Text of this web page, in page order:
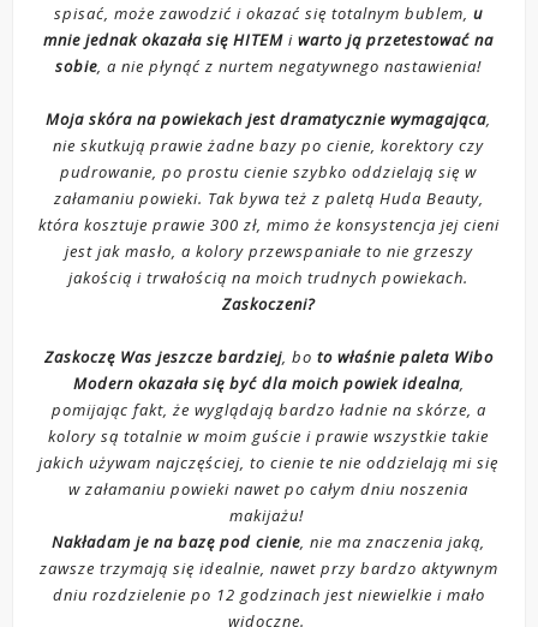
spisać, może zawodzić i okazać się totalnym bublem,u
mnie jednak okazała się HITEM iwarto ją przetestować na
sobie, a nie płynąć z nurtem negatywnego nastawienia!
Moja skóra na powiekach jest dramatycznie wymagająca,
nie skutkują prawie żadne bazy po cienie, korektory czy
pudrowanie, po prostu cienie szybko oddzielają się w
załamaniu powieki. Tak bywa też z paletą Huda Beauty,
która kosztuje prawie 300 zł, mimo że konsystencja jej cieni
jest jak masło, a kolory przewspaniałe to nie grzeszy
jakością i trwałością na moich trudnych powiekach.
Zaskoczeni?
Zaskoczę Was jeszcze bardziej, bo to właśnie paleta Wibo
Modern okazała się być dla moich powiek idealna,
pomijając fakt, że wyglądają bardzo ładnie na skórze, a
kolory są totalnie w moim guście i prawie wszystkie takie
jakich używam najczęściej, to cienie te nie oddzielają mi się
w załamaniu powieki nawet po całym dniu noszenia
makijażu!
Nakładam je na bazę pod cienie, nie ma znaczenia jaką,
zawsze trzymają się idealnie, nawet przy bardzo aktywnym
dniu rozdzielenie po 12 godzinach jest niewielkie i mało
widoczne.